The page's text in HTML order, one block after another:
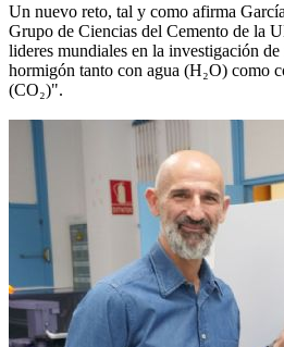
Un nuevo reto, tal y como afirma
Grupo de Ciencias del Cemento de la
lideres mundiales en la investigación
hormigón tanto con agua (H₂O) como
(CO₂)".